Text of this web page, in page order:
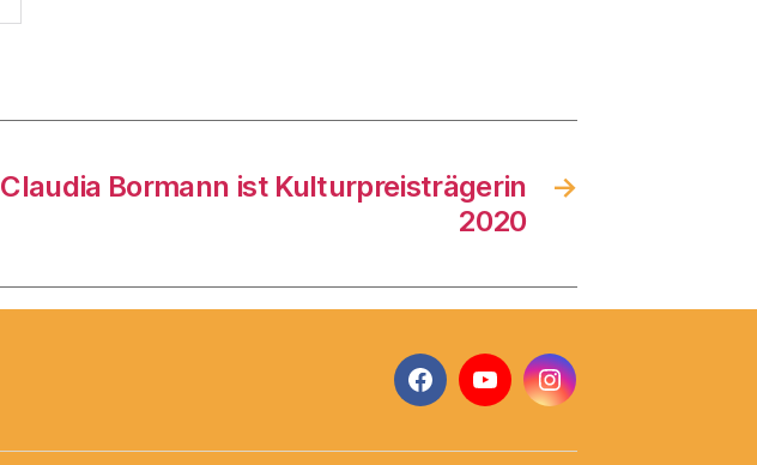
→
Claudia Bormann ist Kulturpreisträgerin
2020
FacebookYouTubeInstagram